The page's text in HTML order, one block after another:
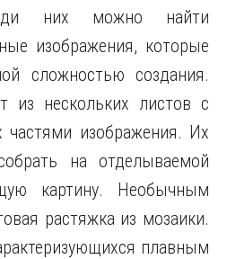
них можно найти
изображения, которые
сложностью создания.
из нескольких листов с
изображения. Их
на отделываемой
картину. Необычным
растяжка из мозаики.
плавным